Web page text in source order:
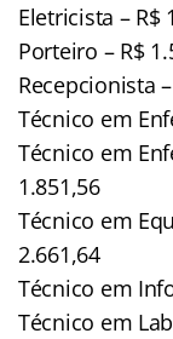
Eletricista – R$
Porteiro – R$
Recepcionista
Técnico em
Técnico em
1.851,56
Técnico em
2.661,64
Técnico em
Técnico em